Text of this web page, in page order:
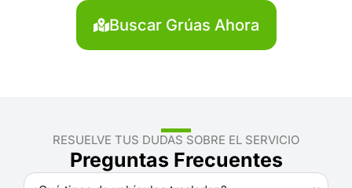
Buscar Grúas Ahora
RESUELVE TUS DUDAS SOBRE EL SERVICIO
Preguntas Frecuentes